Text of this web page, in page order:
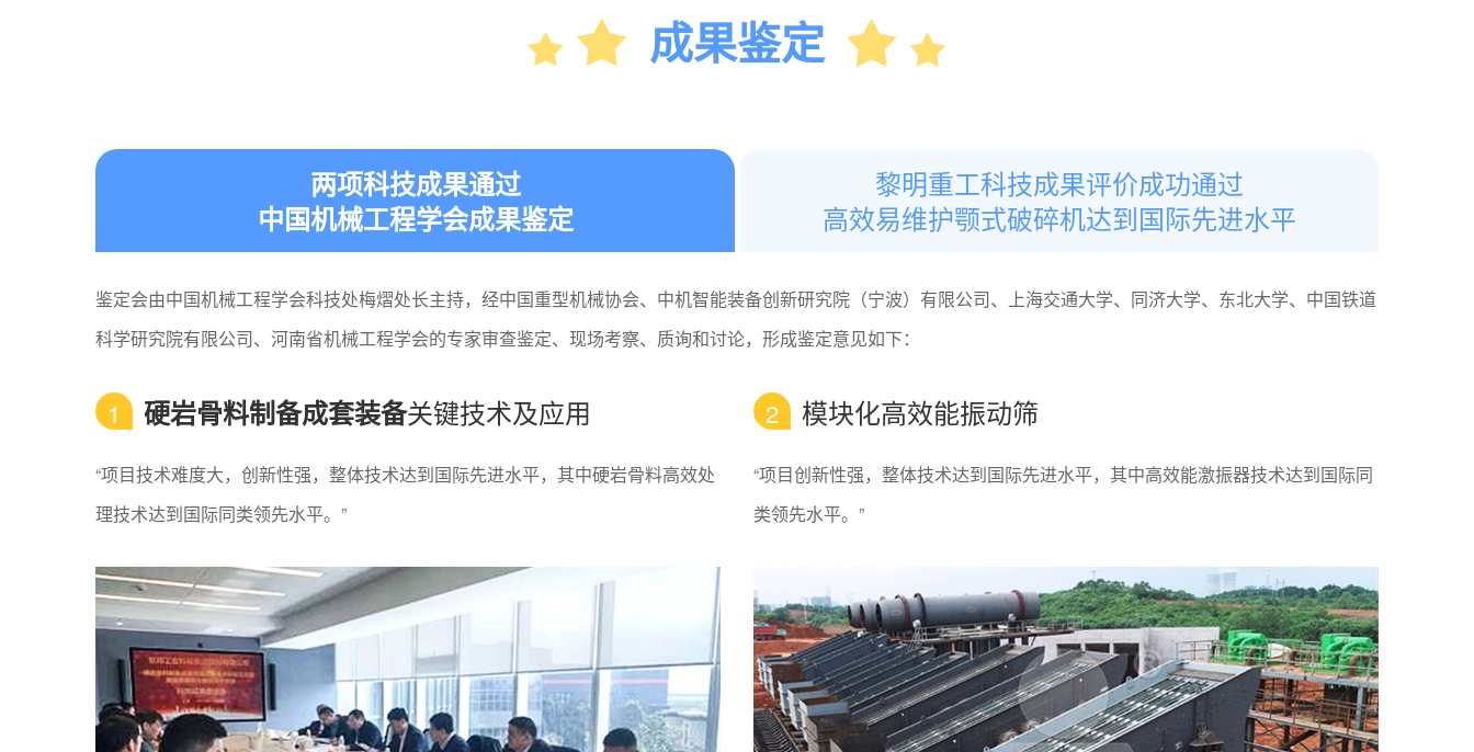
成果鉴定
两项科技成果通过
中国机械工程学会成果鉴定
黎明重工科技成果评价成功通过
高效易维护颚式破碎机达到国际先进水平
鉴定会由中国机械工程学会科技处梅熠处长主持，经中国重型机械协会、中机智能装备创新研究院（宁波）有限公司、上海交通大学、同济大学、东北大学、中国铁道
科学研究院有限公司、河南省机械工程学会的专家审查鉴定、现场考察、质询和讨论，形成鉴定意见如下：
1 硬岩骨料制备成套装备关键技术及应用
“项目技术难度大，创新性强，整体技术达到国际先进水平，其中硬岩骨料高效处
理技术达到国际同类领先水平。”
2 模块化高效能振动筛
“项目创新性强，整体技术达到国际先进水平，其中高效能激振器技术达到国际同
类领先水平。”